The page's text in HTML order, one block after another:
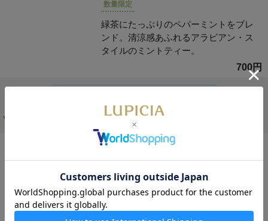
数量限定
緑茶にたっぷりのペパーミントをブレ
ンド。清涼感あふれるアラビアン・ス
タイルのミントティー。
700円
爽やかな酸味にローズがほのかに香り
ます。